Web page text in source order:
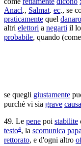
Anacl., Salmat. ec., se
praticamente quel danaro
altri elettori a negarti il
probabile, quando
se quegli giustamente
purché vi sia grave causa
49. Le pene poi stabilite
testo4, la scomunica
rettorato, e d'ogni altro